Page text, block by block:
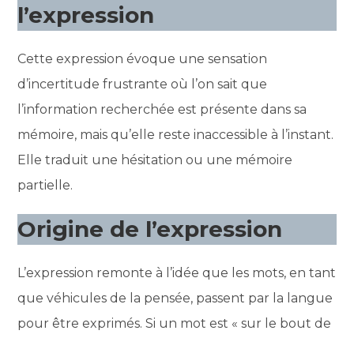
l’expression
Cette expression évoque une sensation
d’incertitude frustrante où l’on sait que
l’information recherchée est présente dans sa
mémoire, mais qu’elle reste inaccessible à l’instant.
Elle traduit une hésitation ou une mémoire
partielle.
Origine de l’expression
L’expression remonte à l’idée que les mots, en tant
que véhicules de la pensée, passent par la langue
pour être exprimés. Si un mot est « sur le bout de